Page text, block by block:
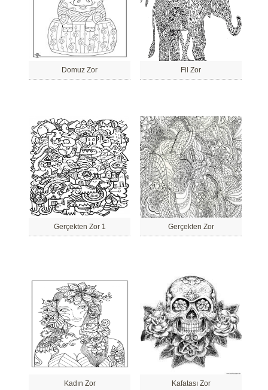
Domuz Zor Fil Zor
Gerçekten Zor 1 Gerçekten Zor
Kadın Zor Kafatası Zor